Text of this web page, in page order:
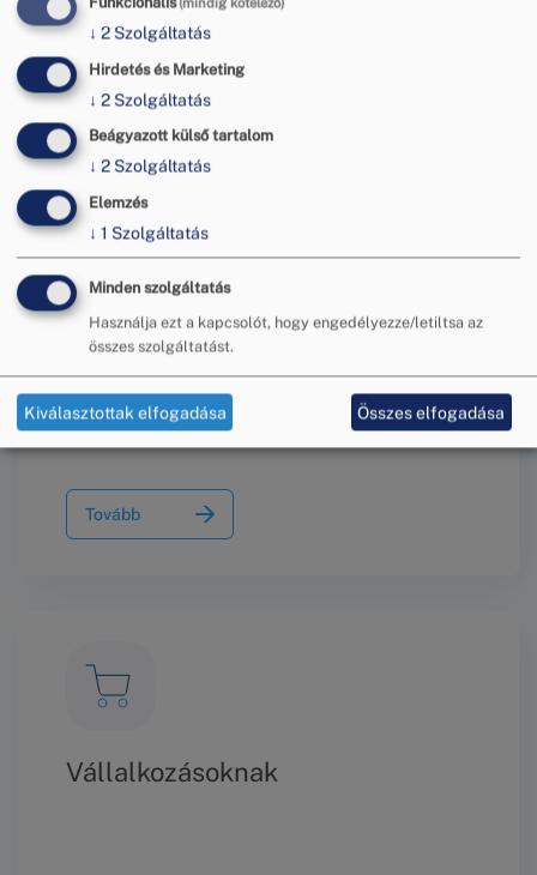
Tovább
Dokumentumok
Tovább
Vállalkozásoknak
↓ 2 Szolgáltatás
Hirdetés és Marketing
↓ 2 Szolgáltatás
Beágyazott külső tartalom
↓ 2 Szolgáltatás
Elemzés
↓ 1 Szolgáltatás
Minden szolgáltatás
Használja ezt a kapcsolót, hogy engedélyezze/letiltsa az
összes szolgáltatást.
Kiválasztottak elfogadása Összes elfogadása